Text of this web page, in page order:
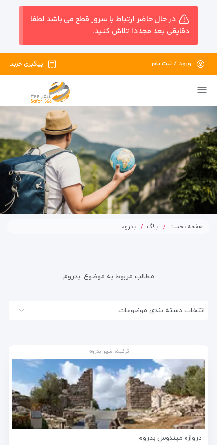
در حال حاضر ارتباط با سرور قطع می باشد لطفا
دقایقی بعد مجددا تلاش کنید.
پیگیری خرید ورود / ثبت نام
صفحه نخست بلاگ بدروم
مطالب مربوط به موضوع: بدروم
انتخاب دسته بندی موضوعات
ترکیه، شهر بدروم
دروازه میندوس بدروم